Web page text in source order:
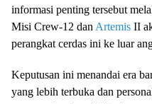
informasi penting tersebut
Misi Crew-12 dan Artemis II
perangkat cerdas ini ke luar
Keputusan ini menandai era
yang lebih terbuka dan